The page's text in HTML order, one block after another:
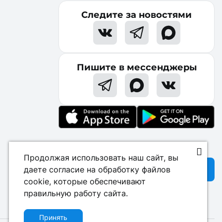
Следите за новостями
Пишите в мессенджеры
Начать бесплатно
Продолжая использовать наш сайт, вы
даете согласие на обработку файлов
cookie, которые обеспечивают
правильную работу сайта.
Принять